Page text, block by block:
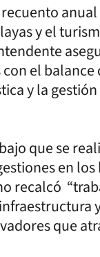
y el
el balance
y la gestión
que se
en
recalcó
que